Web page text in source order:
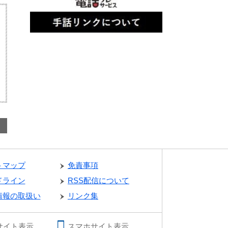
マップ
免責事項
ライン
RSS配信について
報の取扱い
リンク集